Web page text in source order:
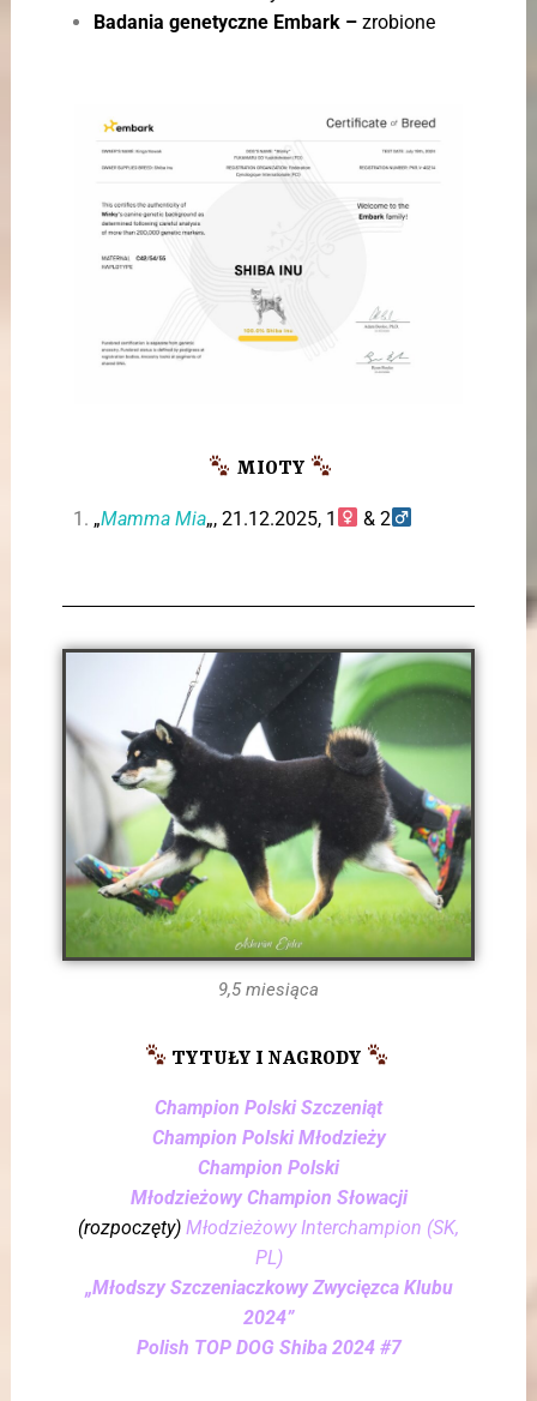
Badania genetyczne Embark –zrobione
MIOTY
„Mamma Mia„, 21.12.2025, 1 & 2
9,5 miesiąca
TYTUŁY I NAGRODY
Champion Polski Szczeniąt
Champion Polski Młodzieży
Champion Polski
Młodzieżowy Champion Słowacji
(rozpoczęty) Młodzieżowy Interchampion (SK,
PL)
„Młodszy Szczeniaczkowy Zwycięzca Klubu
2024”
Polish TOP DOG Shiba 2024 #7